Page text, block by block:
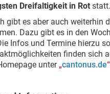
Dreifaltigkeit in Rot statt.
gibt es aber auch weiterhin
Dazu gibt es in den
Infos und Termine hierzu
finden sich
unter „cantonus.de“